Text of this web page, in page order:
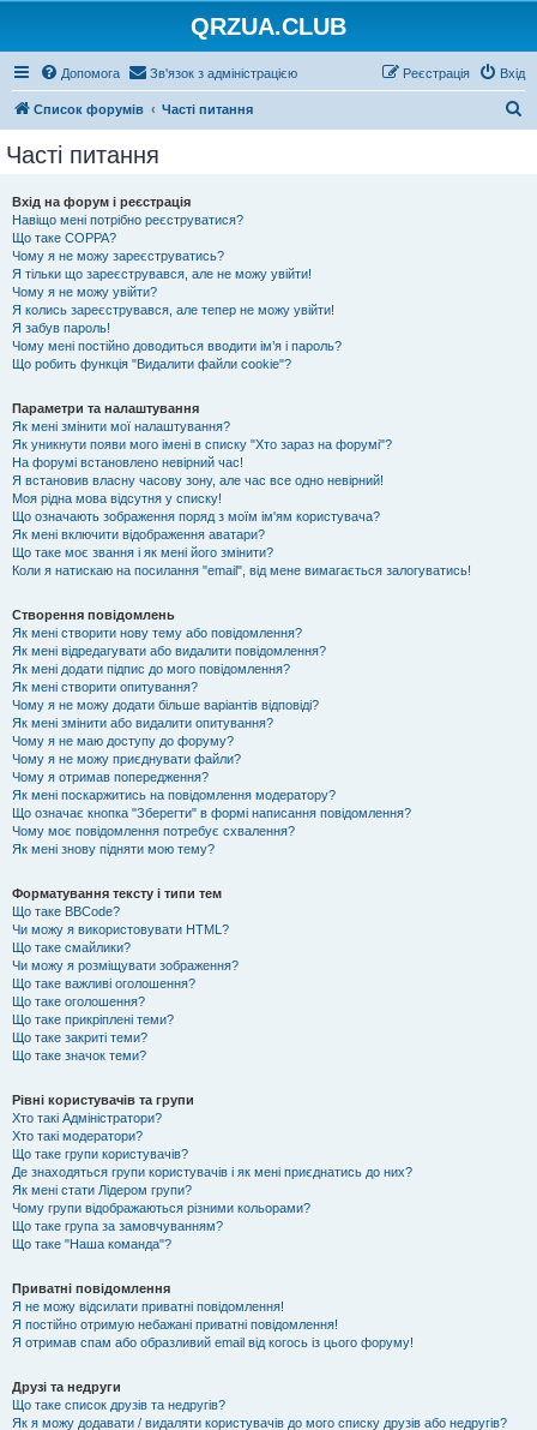
QRZUA.CLUB
Допомога Зв'язок з адміністрацією Вхід
Реєстрація
Список форумів Часті питання
Часті питання
Вхід на форум і реєстрація
Навіщо мені потрібно реєструватися?
Що таке COPPA?
Чому я не можу зареєструватись?
Я тільки що зареєструвався, але не можу увійти!
Чому я не можу увійти?
Я колись зареєструвався, але тепер не можу увійти!
Я забув пароль!
Чому мені постійно доводиться вводити ім’я і пароль?
Що робить функція "Видалити файли cookie"?
Параметри та налаштування
Як мені змінити мої налаштування?
Як уникнути появи мого імені в списку "Хто зараз на форумі"?
На форумі встановлено невірний час!
Я встановив власну часову зону, але час все одно невірний!
Моя рідна мова відсутня у списку!
Що означають зображення поряд з моїм ім'ям користувача?
Як мені включити відображення аватари?
Що таке моє звання і як мені його змінити?
Коли я натискаю на посилання "email", від мене вимагається залогуватись!
Створення повідомлень
Як мені створити нову тему або повідомлення?
Як мені відредагувати або видалити повідомлення?
Як мені додати підпис до мого повідомлення?
Як мені створити опитування?
Чому я не можу додати більше варіантів відповіді?
Як мені змінити або видалити опитування?
Чому я не маю доступу до форуму?
Чому я не можу приєднувати файли?
Чому я отримав попередження?
Як мені поскаржитись на повідомлення модератору?
Що означає кнопка "Зберегти" в формі написання повідомлення?
Чому моє повідомлення потребує схвалення?
Як мені знову підняти мою тему?
Форматування тексту і типи тем
Що таке BBCode?
Чи можу я використовувати HTML?
Що таке смайлики?
Чи можу я розміщувати зображення?
Що таке важливі оголошення?
Що таке оголошення?
Що таке прикріплені теми?
Що таке закриті теми?
Що таке значок теми?
Рівні користувачів та групи
Хто такі Адміністратори?
Хто такі модератори?
Що таке групи користувачів?
Де знаходяться групи користувачів і як мені приєднатись до них?
Як мені стати Лідером групи?
Чому групи відображаються різними кольорами?
Що таке група за замовчуванням?
Що таке "Наша команда"?
Приватні повідомлення
Я не можу відсилати приватні повідомлення!
Я постійно отримую небажані приватні повідомлення!
Я отримав спам або образливий email від когось із цього форуму!
Друзі та недруги
Що таке список друзів та недругів?
Як я можу додавати / видаляти користувачів до мого списку друзів або недругів?